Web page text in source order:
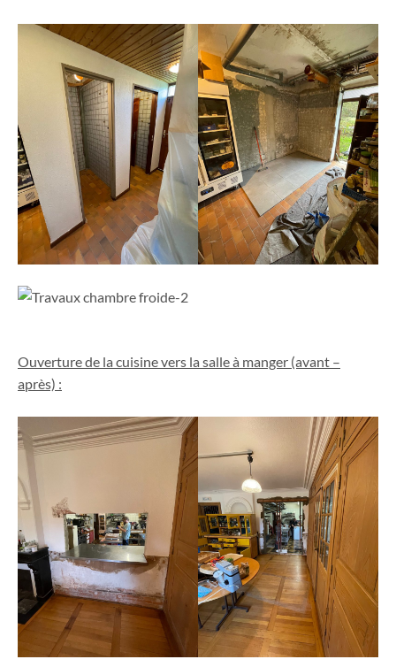
Ouverture de la cuisine vers la salle à manger (avant –
après) :